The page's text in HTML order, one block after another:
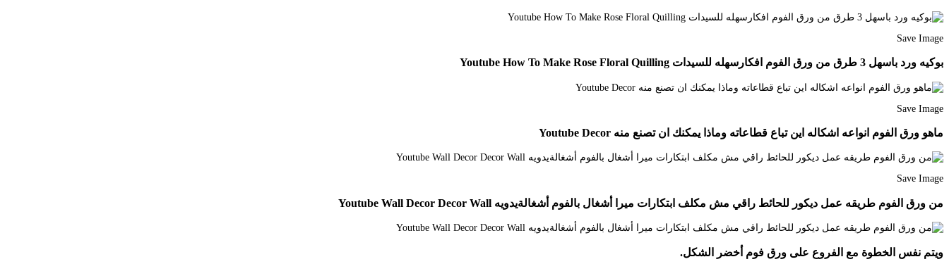
Save Image
بوكيه ورد باسهل 3 طرق من ورق الفوم افكارسهله للسيدات Youtube How To Make Rose Floral Quilling
Save Image
ماهو ورق الفوم انواعه اشكاله اين تباع قطاعاته وماذا يمكنك ان تصنع منه Youtube Decor
Save Image
من ورق الفوم طريقه عمل ديكور للحائط راقي مش مكلف ابتكارات ميرا أشغال بالفوم أشغالةيدويه Youtube Wall Decor Decor Wall
ويتم نفس الخطوة مع الفروع على ورق فوم أخضر الشكل.